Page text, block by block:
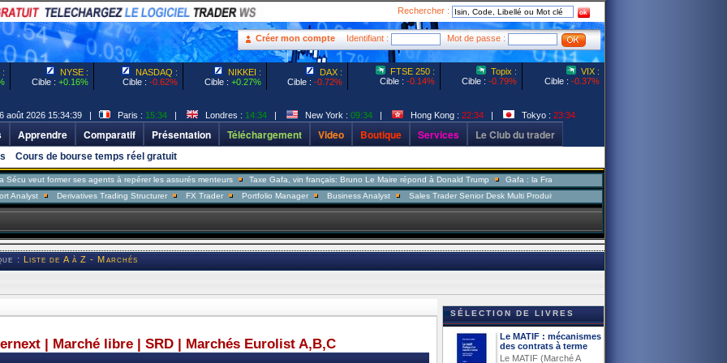
Rechercher :
Créer mon compte Identifiant : Mot de passe :
:
NYSE :
Cible : +0.16%
NASDAQ :
Cible : -0.62%
NIKKEI :
Cible : +0.27%
DAX :
Cible : -0.72%
FTSE 250 :
Cible : -0.14%
Topix :
Cible : -0.79%
VIX :
Cible : -0.37%
août 2026 15:34:39 | Paris : 15:34| Londres : 14:34| New York : 09:34| Hong Kong : 22:34| Tokyo : 23:34
Apprendre Comparatif Présentation Téléchargement Video Boutique Services Le Club du trader
Cours de bourse temps réel gratuit
former ses agents à repérer les assurés menteurs Taxe Gafa, vin français: Bruno Le Maire répond à Donald Trump Gafa : la France a-t-elle raison de vouloir taxer les multinationales ?
Derivatives Trading Structurer FX Trader Portfolio Manager Business Analyst Sales Trader Senior Desk Multi Produits
: Liste de A à Z - Marchés
| Marché libre | SRD | Marchés Eurolist A,B,C
SÉLECTION DE LIVRES
Le MATIF : mécanismes
des contrats à terme
Le MATIF (Marché A